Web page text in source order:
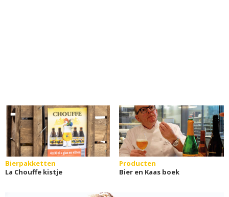
Bierpakketten
La Chouffe kistje
Producten
Bier en Kaas boek